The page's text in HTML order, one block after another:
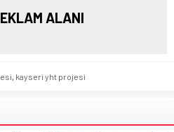
ALANI
, kayseri yht projesi